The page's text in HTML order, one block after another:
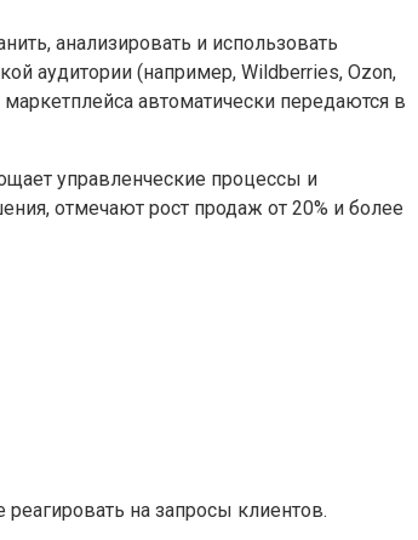
анализировать и использовать
аудитории (например, Wildberries, Ozon,
автоматически передаются в
управленческие процессы и
отмечают рост продаж от 20% и более
реагировать на запросы клиентов.